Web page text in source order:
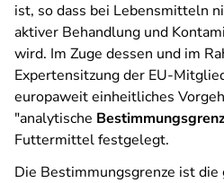
ist, so dass bei Lebensmitteln
aktiver Behandlung und
wird. Im Zuge dessen und im
Expertensitzung der EU-
europaweit einheitliches
"analytische
Futtermittel festgelegt.
Die Bestimmungsgrenze ist